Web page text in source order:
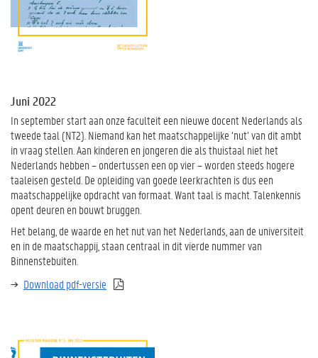
Juni 2022
In september start aan onze faculteit een nieuwe docent Nederlands als
tweede taal (NT2). Niemand kan het maatschappelijke ‘nut’ van dit ambt
in vraag stellen. Aan kinderen en jongeren die als thuistaal niet het
Nederlands hebben – ondertussen een op vier – worden steeds hogere
taaleisen gesteld. De opleiding van goede leerkrachten is dus een
maatschappelijke opdracht van formaat. Want taal is macht. Talenkennis
opent deuren en bouwt bruggen.
Het belang, de waarde en het nut van het Nederlands, aan de universiteit
en in de maatschappij, staan centraal in dit vierde nummer van
Binnenstebuiten.
Download pdf-versie